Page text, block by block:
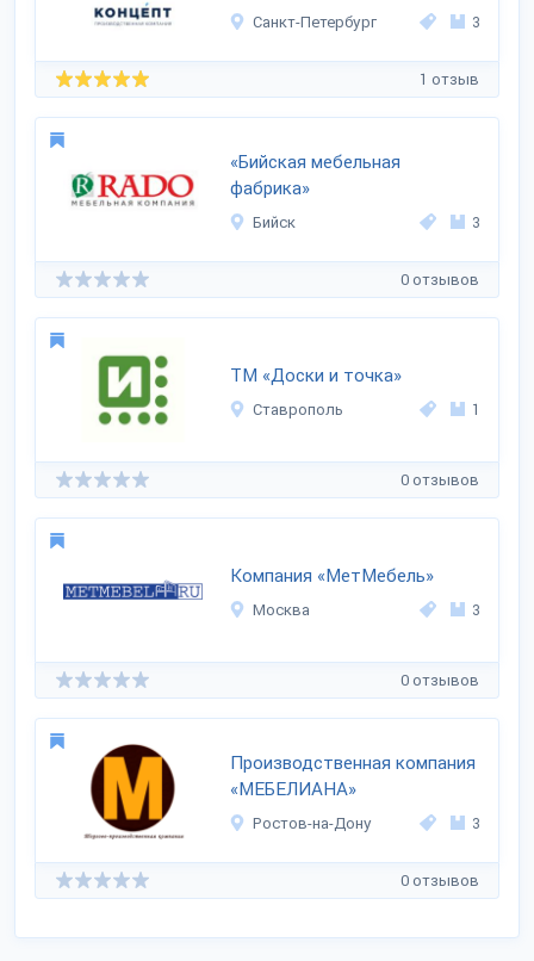
Санкт-Петербург 3
1 отзыв
«Бийская мебельная
фабрика»
Бийск 3
0 отзывов
ТМ «Доски и точка»
Ставрополь 1
0 отзывов
Компания «МетМебель»
Москва 3
0 отзывов
Производственная компания
«МЕБЕЛИАНА»
Ростов-на-Дону 3
0 отзывов